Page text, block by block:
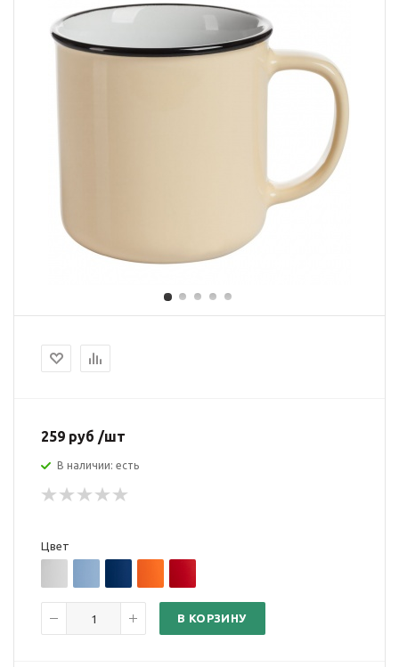
259 руб /шт
В наличии: есть
Цвет
В КОРЗИНУ